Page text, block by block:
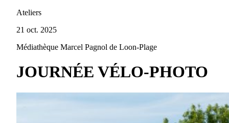
Ateliers
21 oct. 2025
Médiathèque Marcel Pagnol de Loon-Plage
JOURNÉE VÉLO-PHOTO